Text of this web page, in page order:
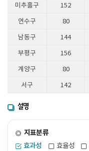
미추홀구 152
연수구 80
남동구 144
부평구 156
계양구 80
서구 142
설명
지표분류
효과성
효율성